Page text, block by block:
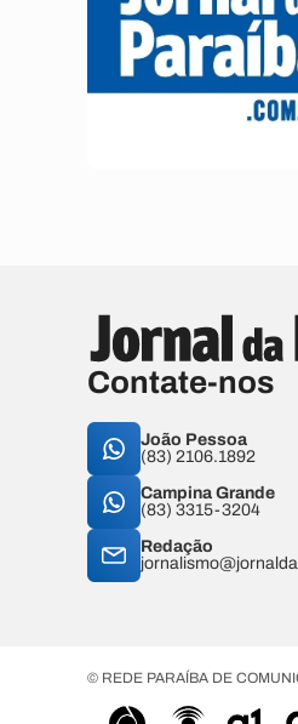
Contate-nos
João Pessoa
(83) 2106.1892
Campina Grande
(83) 3315-3204
Redação
© REDE PARAÍBA DE